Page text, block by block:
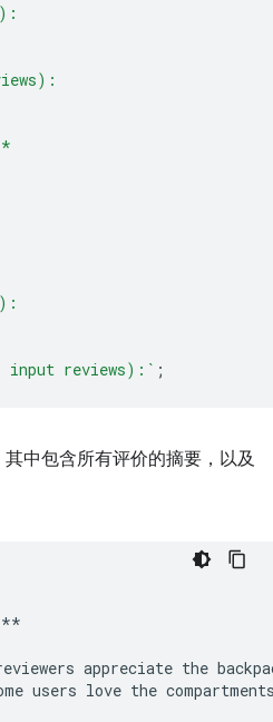
input reviews):` ;
中包含所有评价的摘要，以及
users love the